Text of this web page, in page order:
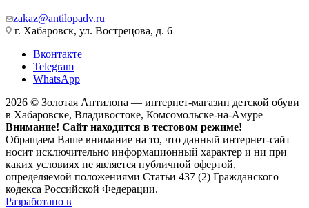
zakaz@antilopadv.ru
г. Хабаровск, ул. Вострецова, д. 6
Вконтакте
Telegram
WhatsApp
2026 © Золотая Антилопа — интернет-магазин детской обуви
в Хабаровске, Владивостоке, Комсомольске-на-Амуре
Внимание! Сайт находится в тестовом режиме!
Обращаем Ваше внимание на то, что данный интернет-сайт
носит исключительно информационный характер и ни при
каких условиях не является публичной офертой,
определяемой положениями Статьи 437 (2) Гражданского
кодекса Российской Федерации.
Разработано в